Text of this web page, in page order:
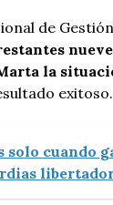
de
la
exitoso.
solo cuando